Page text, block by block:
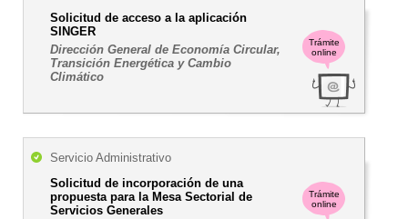
Trámite
online
Solicitud de acceso a la aplicación
SINGER
Dirección General de Economía Circular,
Transición Energética y Cambio
Climático
Trámite
online
Servicio Administrativo
Solicitud de incorporación de una
propuesta para la Mesa Sectorial de
Servicios Generales